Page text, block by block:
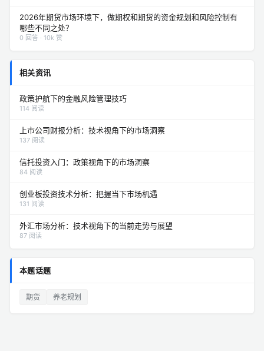
2026年期货市场环境下，做期权和期货的资金规划和风险控制有
哪些不同之处？
0 回答 · 10k 赞
相关资讯
政策护航下的金融风险管理技巧
114 阅读
上市公司财报分析：技术视角下的市场洞察
137 阅读
信托投资入门：政策视角下的市场洞察
84 阅读
创业板投资技术分析：把握当下市场机遇
131 阅读
外汇市场分析：技术视角下的当前走势与展望
87 阅读
本题话题
期货 养老规划